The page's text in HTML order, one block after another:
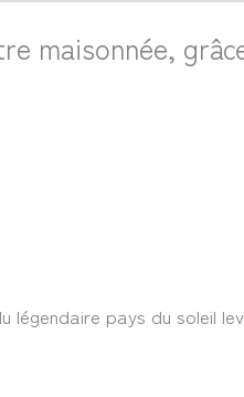
maisonnée,
légendaire pays du soleil